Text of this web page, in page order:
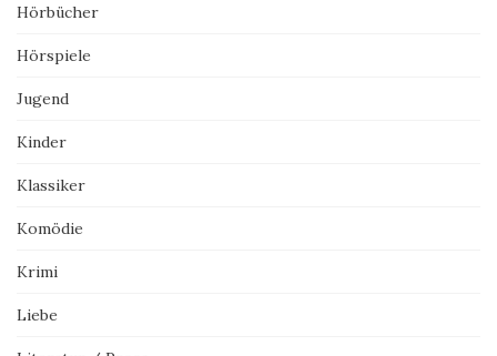
Hörbücher
Hörspiele
Jugend
Kinder
Klassiker
Komödie
Krimi
Liebe